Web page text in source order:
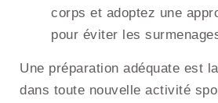
corps et adoptez une
pour éviter les
Une préparation adéquate est
dans toute nouvelle activité